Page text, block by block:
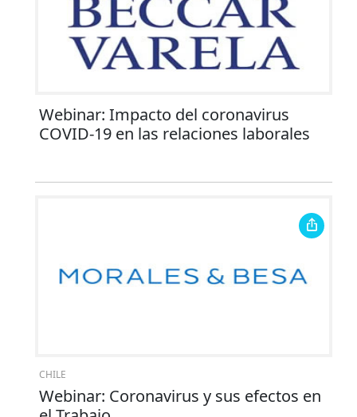
Webinar: Impacto del coronavirus
COVID-19 en las relaciones laborales
CHILE
Webinar: Coronavirus y sus efectos en